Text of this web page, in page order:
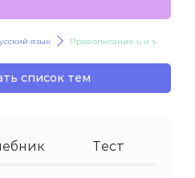
язык Правописание ь и ъ
список тем
Тест